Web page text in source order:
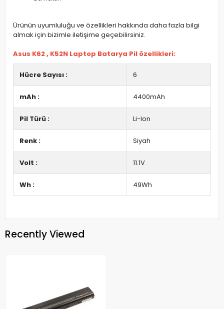
Ürünün uyumluluğu ve özellikleri hakkında daha fazla bilgi
almak için bizimle iletişime geçebilirsiniz.
Asus K62 , K52N Laptop Batarya Pil özellikleri:
Hücre Sayısı : 6
mAh : 4400mAh
Pil Türü : Li-Ion
Renk : Siyah
Volt : 11.1V
Wh : 49Wh
Recently Viewed